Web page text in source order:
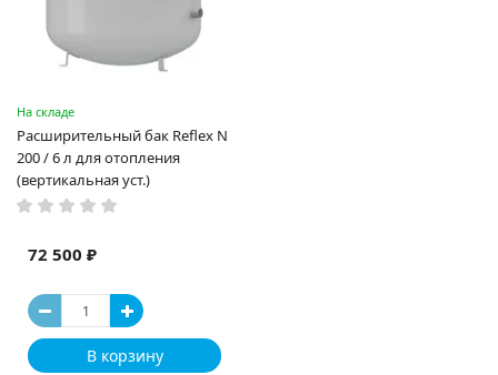
На складе
Расширительный бак Reflex N
200 / 6 л для отопления
(вертикальная уст.)
72 500 ₽
В корзину